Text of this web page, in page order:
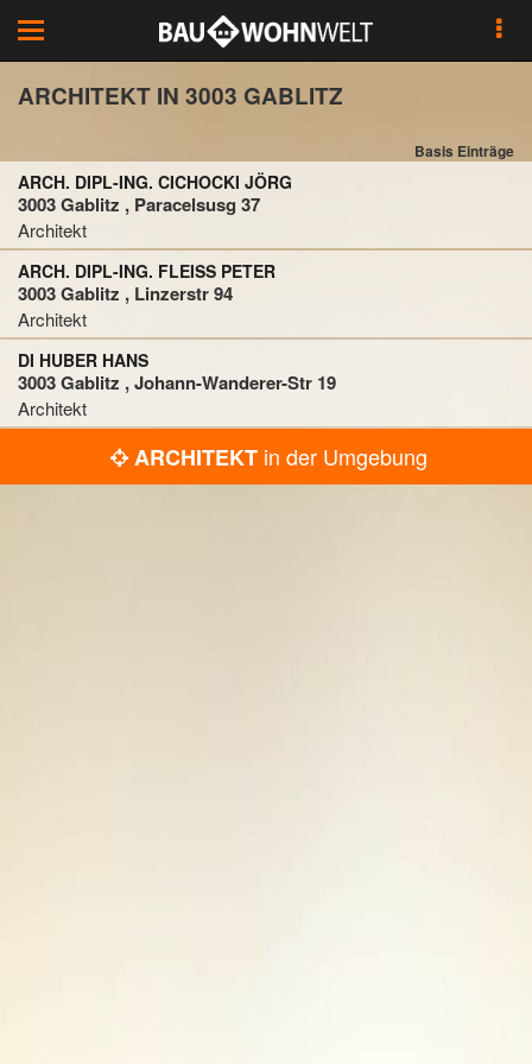
Toggle
navigation
ARCHITEKT IN 3003 GABLITZ
Basis Einträge
ARCH. DIPL-ING. CICHOCKI JÖRG
3003 Gablitz , Paracelsusg 37
Architekt
ARCH. DIPL-ING. FLEISS PETER
3003 Gablitz , Linzerstr 94
Architekt
DI HUBER HANS
3003 Gablitz , Johann-Wanderer-Str 19
Architekt
ARCHITEKTin der Umgebung